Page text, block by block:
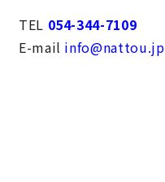
キママプラス
TEL 054-344-7109
E-mail info@nattou.jp